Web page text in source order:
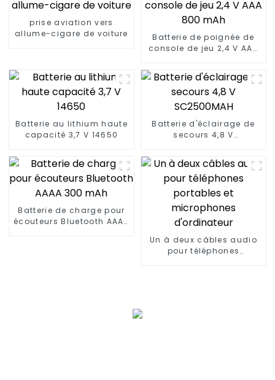
prise aviation vers
allume-cigare de voiture
Batterie de poignée de
console de jeu 2,4 V AAA
Batterie au lithium haute
capacité 3,7 V 14650
Batterie d'éclairage de
secours 4,8 V
Batterie de charge pour
écouteurs Bluetooth AAAA
Un à deux câbles audio
pour téléphones